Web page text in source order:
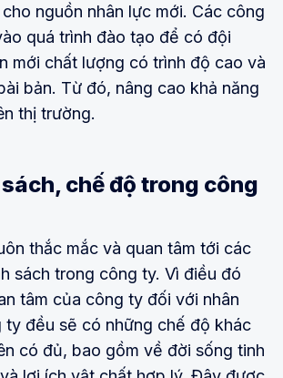
nguồn nhân lực mới. Các công
quá trình đào tạo để có đội
mới chất lượng có trình độ cao và
bản. Từ đó, nâng cao khả năng
thị trường.
chế độ trong công
thắc mắc và quan tâm tới các
sách trong công ty. Vì điều đó
tâm của công ty đối với nhân
ty đều sẽ có những chế độ khác
có đủ, bao gồm về đời sống tinh